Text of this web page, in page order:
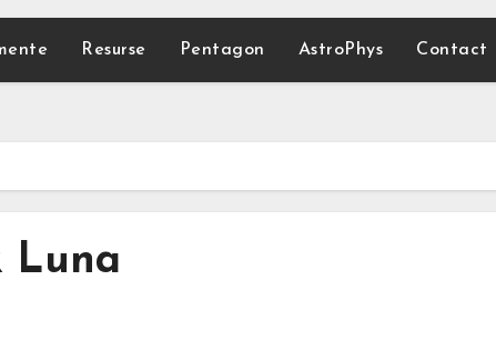
Resurse Pentagon AstroPhys Contact
Luna